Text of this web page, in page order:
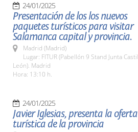
24/01/2025
Presentación de los los nuevos
paquetes turísticos para visitar
Salamanca capital y provincia.
Madrid (Madrid)
Lugar: FITUR (Pabellón 9 Stand Junta
León). Madrid
Hora: 13:10 h.
24/01/2025
Javier Iglesias, presenta la oferta
turística de la provincia